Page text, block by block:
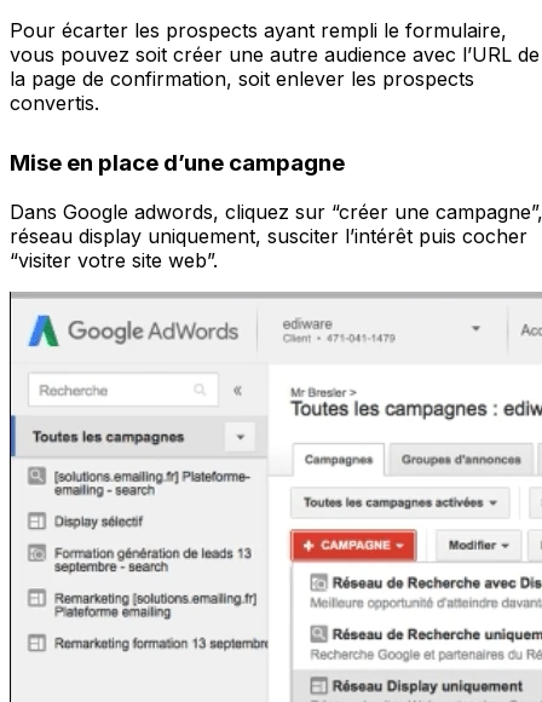
Pour écarter les prospects ayant rempli le formulaire,
vous pouvez soit créer une autre audience avec l’URL de
la page de confirmation, soit enlever les prospects
convertis.
Mise en place d’une campagne
Dans Google adwords, cliquez sur “créer une campagne”,
réseau display uniquement, susciter l’intérêt puis cocher
“visiter votre site web”.